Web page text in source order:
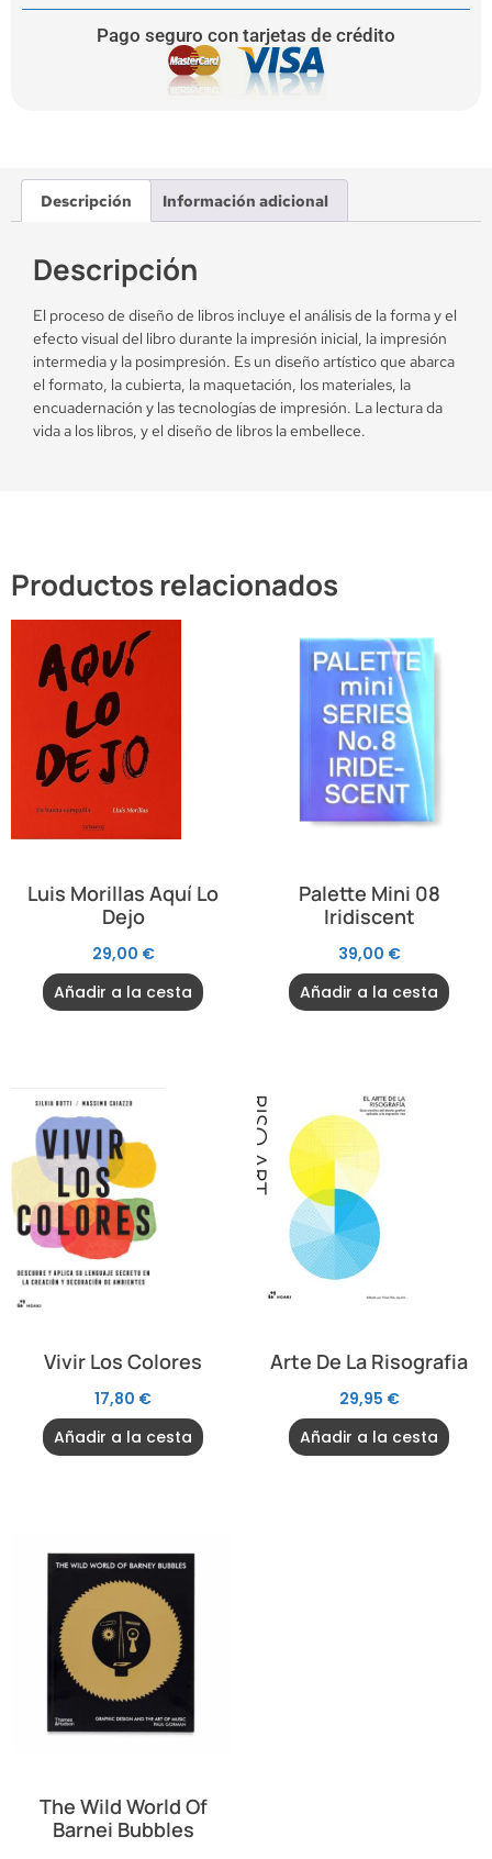
Pago seguro con tarjetas de crédito
Descripción Información adicional
Descripción
El proceso de diseño de libros incluye el análisis de la forma y el
efecto visual del libro durante la impresión inicial, la impresión
intermedia y la posimpresión. Es un diseño artístico que abarca
el formato, la cubierta, la maquetación, los materiales, la
encuadernación y las tecnologías de impresión. La lectura da
vida a los libros, y el diseño de libros la embellece.
Productos relacionados
Luis Morillas Aquí Lo
Dejo
29,00 €
Añadir a la cesta
Palette Mini 08
Iridiscent
39,00 €
Añadir a la cesta
Vivir Los Colores
17,80 €
Añadir a la cesta
Arte De La Risografia
29,95 €
Añadir a la cesta
The Wild World Of
Barnei Bubbles